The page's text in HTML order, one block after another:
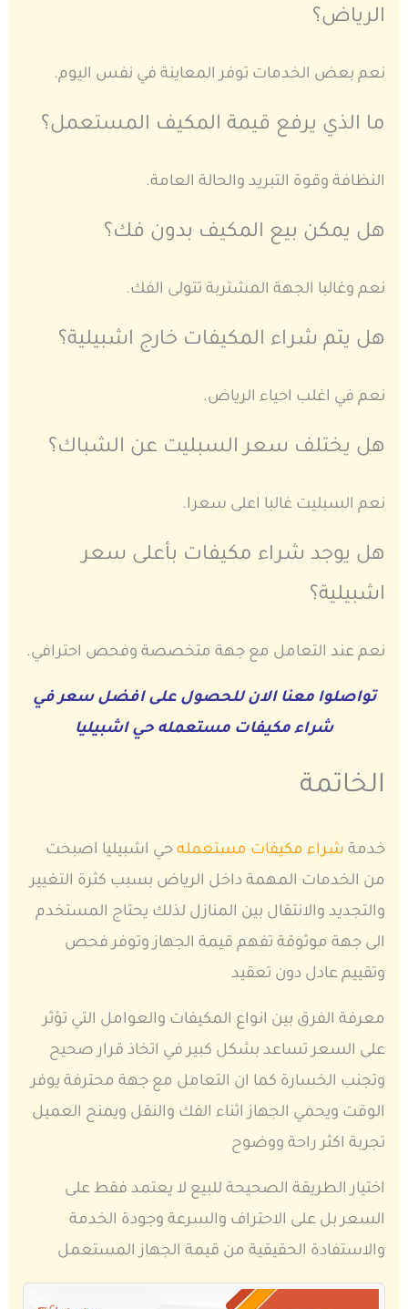
الرياض؟
نعم بعض الخدمات توفر المعاينة في نفس اليوم.
ما الذي يرفع قيمة المكيف المستعمل؟
النظافة وقوة التبريد والحالة العامة.
هل يمكن بيع المكيف بدون فك؟
نعم وغالبا الجهة المشتربة تتولى الفك.
هل يتم شراء المكيفات خارج اشبيلية؟
نعم في اغلب احياء الرياض.
هل يختلف سعر السبليت عن الشباك؟
نعم السبليت غالبا اعلى سعرا.
هل يوجد شراء مكيفات بأعلى سعر
اشبيلية؟
نعم عند التعامل مع جهة متخصصة وفحص احترافي.
تواصلوا معنا الان للحصول على افضل سعر في
شراء مكيفات مستعمله حي اشبيليا
الخاتمة
خدمة شراء مكيفات مستعملهحي اشبيليا اصبحت
من الخدمات المهمة داخل الرياض بسبب كثرة التغيير
والتجديد والانتقال بين المنازل لذلك يحتاج المستخدم
الى جهة موثوقة تفهم قيمة الجهاز وتوفر فحص
وتقييم عادل دون تعقيد
معرفة الفرق بين انواع المكيفات والعوامل التي تؤثر
على السعر تساعد بشكل كبير في اتخاذ قرار صحيح
وتجنب الخسارة كما ان التعامل مع جهة محترفة يوفر
الوقت ويحمي الجهاز اثناء الفك والنقل ويمنح العميل
تجربة اكثر راحة ووضوح
اختيار الطريقة الصحيحة للبيع لا يعتمد فقط على
السعر بل على الاحتراف والسرعة وجودة الخدمة
والاستفادة الحقيقية من قيمة الجهاز المستعمل